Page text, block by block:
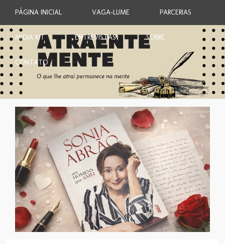
PÁGINA INICIAL VAGA-LUME PARCERIAS
MIDIA KIT ENTREVISTAS SOBRE
CONTATO